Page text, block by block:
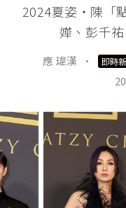
2024夏姿・陳「
嬅、彭千
應 瑋漢 · 即時